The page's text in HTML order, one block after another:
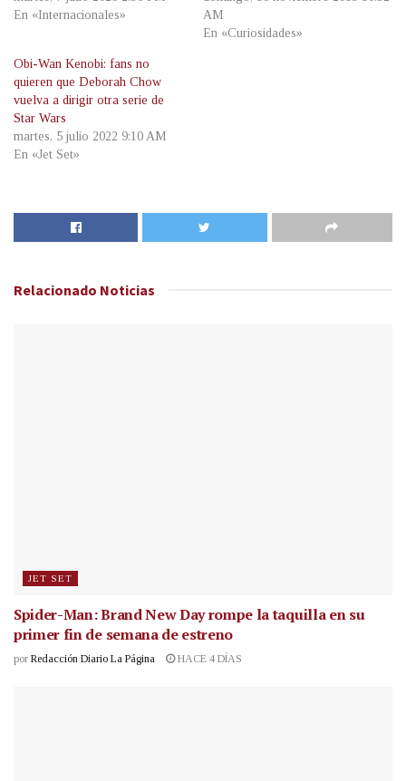
En «Internacionales»
AM
En «Curiosidades»
Obi-Wan Kenobi: fans no
quieren que Deborah Chow
vuelva a dirigir otra serie de
Star Wars
martes, 5 julio 2022 9:10 AM
En «Jet Set»
Relacionado Noticias
JET SET
Spider-Man: Brand New Day rompe la taquilla en su
primer fin de semana de estreno
por Redacción Diario La Página HACE 4 DÍAS